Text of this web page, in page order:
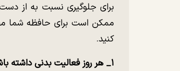
برای جلوگیری نسبت به از
کنید.
۱_ هر روز فعالیت بدنی داشته باشید